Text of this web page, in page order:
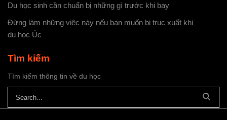
Du học sinh cần chuẩn bị những gì trước khi bay
Đừng làm những việc này nếu bạn muốn bị trục xuất khi
du học Úc
Tìm kiếm
Tìm kiếm thông tin về du học